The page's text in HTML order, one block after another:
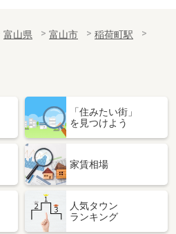
富山県 富山市
稲荷町駅
「住みたい街」
を見つけよう
家賃相場
人気タウン
ランキング